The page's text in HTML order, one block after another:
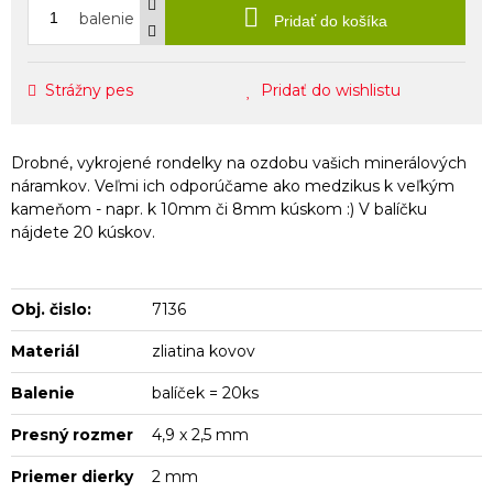
balenie Pridať do košíka
Strážny pes Pridať do wishlistu
Drobné, vykrojené rondelky na ozdobu vašich minerálových
náramkov. Veľmi ich odporúčame ako medzikus k veľkým
kameňom - napr. k 10mm či 8mm kúskom :) V balíčku
nájdete 20 kúskov.
Obj. čislo: 7136
Materiál zliatina kovov
Balenie balíček = 20ks
Presný rozmer 4,9 x 2,5 mm
Priemer dierky 2 mm